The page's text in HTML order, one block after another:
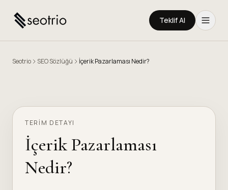
Teklif Al
Seotrio SEO Sözlüğü İçerik Pazarlaması Nedir?
TERIM DETAYI
İçerik Pazarlaması
Nedir?